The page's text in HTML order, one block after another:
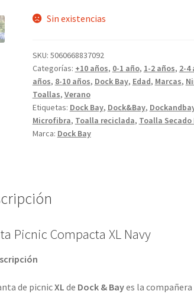
original
79,00 €.55,00 €.
Sin existencias
SKU: 5060668837092
Categorías: +10 años, 0-1 año, 1-2 años, 2-4
años, 8-10 años, Dock Bay, Edad, Marcas,
Toallas, Verano
Etiquetas: Dock Bay, Dock&Bay,
Microfibra, Toalla reciclada, Toalla Secado
Marca: Dock Bay
Picnic Compacta XL Navy
de picnicXL de Dock & Bayes la